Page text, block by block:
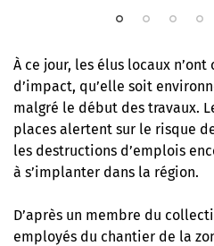
À ce jour, les élus locaux
d’impact, qu’elle soit
malgré le début des travaux.
places alertent sur le risque
les destructions d’emplois
à s’implanter dans la région.
D’après un membre du
employés du chantier de la